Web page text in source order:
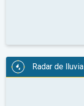
Radar de lluvia